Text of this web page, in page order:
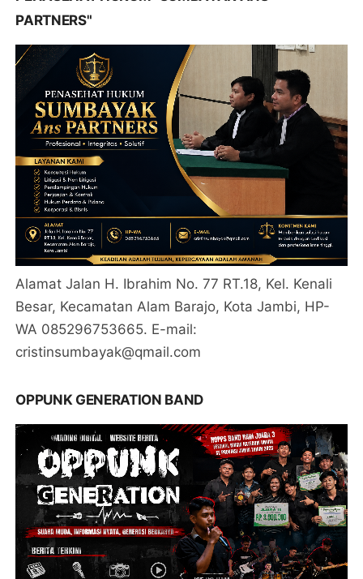
PARTNERS"
Alamat Jalan H. Ibrahim No. 77 RT.18, Kel. Kenali
Besar, Kecamatan Alam Barajo, Kota Jambi, HP-
WA 085296753665. E-mail:
cristinsumbayak@qmail.com
OPPUNK GENERATION BAND